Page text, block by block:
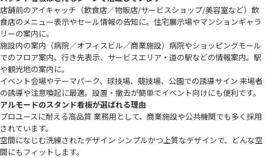
店舗前のアイキャッチ（飲食店／物販店/サービスショップ/美容室など）飲
食店のメニュー表示やセール情報の告知に。住宅展示場やマンションギャラ
リーの案内に。
施設内の案内（病院／オフィスビル／商業施設）病院やショッピングモール
でのフロア案内、行き先表示、サービスエリア・道の駅などの情報案内。駅
や観光地の案内に。
イベント会場やテーマパーク、球技場、競技場、公園での誘導サイン 来場者
の誘導や注意喚起に最適。設置・撤去が簡単でイベント向けにも便利です。
アルモードのスタンド看板が選ばれる理由
プロユースに耐える高品質 業務用として、商業施設や公共機関でも多く採用
されています。
空間になじむ洗練されたデザイン シンプルかつ上質なデザインで、どんな空
間にもフィットします。